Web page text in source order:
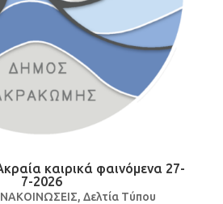
καιρικά φαινόμενα 27-
7-2026
,Δελτία Τύπου